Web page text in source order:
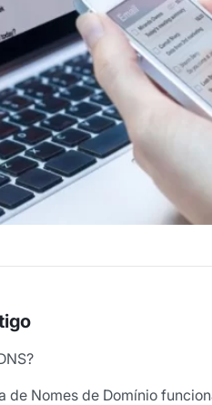
de Nomes de Domínio